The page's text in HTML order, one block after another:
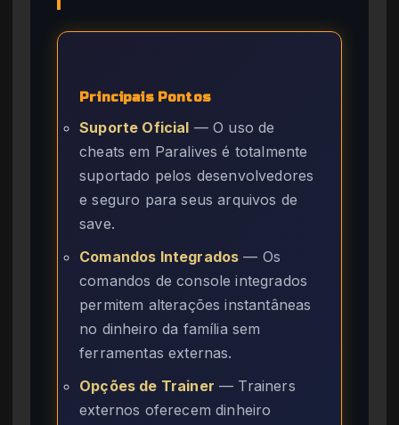
Principais Pontos
Suporte Oficial — O uso de
cheats em Paralives é totalmente
suportado pelos desenvolvedores
e seguro para seus arquivos de
save.
Comandos Integrados — Os
comandos de console integrados
permitem alterações instantâneas
no dinheiro da família sem
ferramentas externas.
Opções de Trainer — Trainers
externos oferecem dinheiro